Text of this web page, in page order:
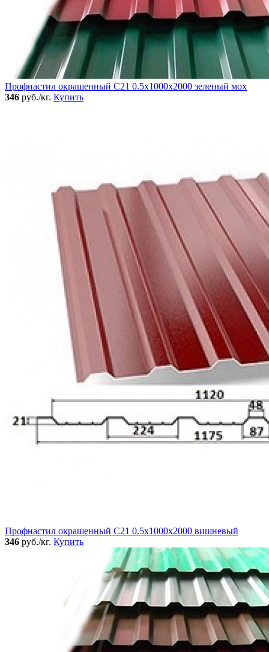
Профнастил окрашенный C21 0.5x1000x2000 зеленый мох
346 руб./кг. Купить
Профнастил окрашенный C21 0.5x1000x2000 вишневый
346 руб./кг. Купить